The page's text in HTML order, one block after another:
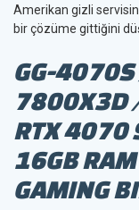
Amerikan gizli
bir çözüme gittiğini
GG-4070S
7800X3D /
RTX 4070
16GB
GAMING